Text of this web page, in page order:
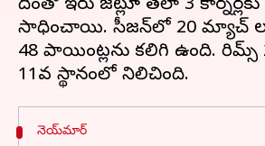
దీంతో ఇరు జట్లూ తలా 3 కార్నర్లకు
సాధించాయి. సీజన్‌లో 20 మ్యాచ్
48 పాయింట్లను కలిగి ఉంది.
నెయ్‌మార్